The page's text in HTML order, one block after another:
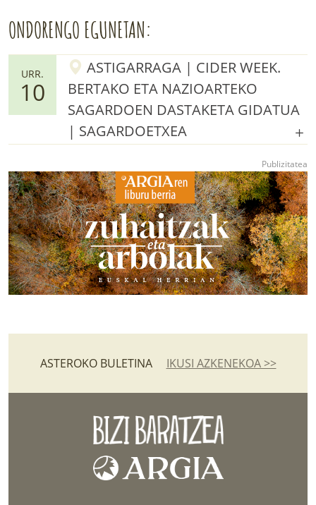
ONDORENGO EGUNETAN:
URR.
10
ASTIGARRAGA | CIDER WEEK.
BERTAKO ETA NAZIOARTEKO
SAGARDOEN DASTAKETA GIDATUA
| SAGARDOETXEA
ASTEROKO BULETINA IKUSI AZKENEKOA >>